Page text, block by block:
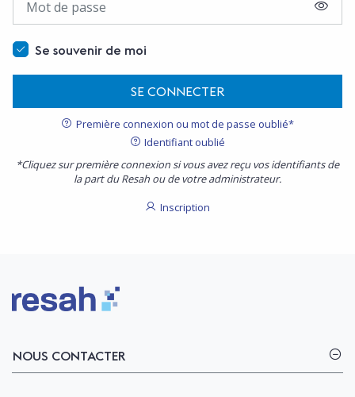
Se souvenir de moi
SE CONNECTER
Première connexion ou mot de passe oublié*
Identifiant oublié
*Cliquez sur première connexion si vous avez reçu vos identifiants de
la part du Resah ou de votre administrateur.
Inscription
Logo Resah
NOUS CONTACTER